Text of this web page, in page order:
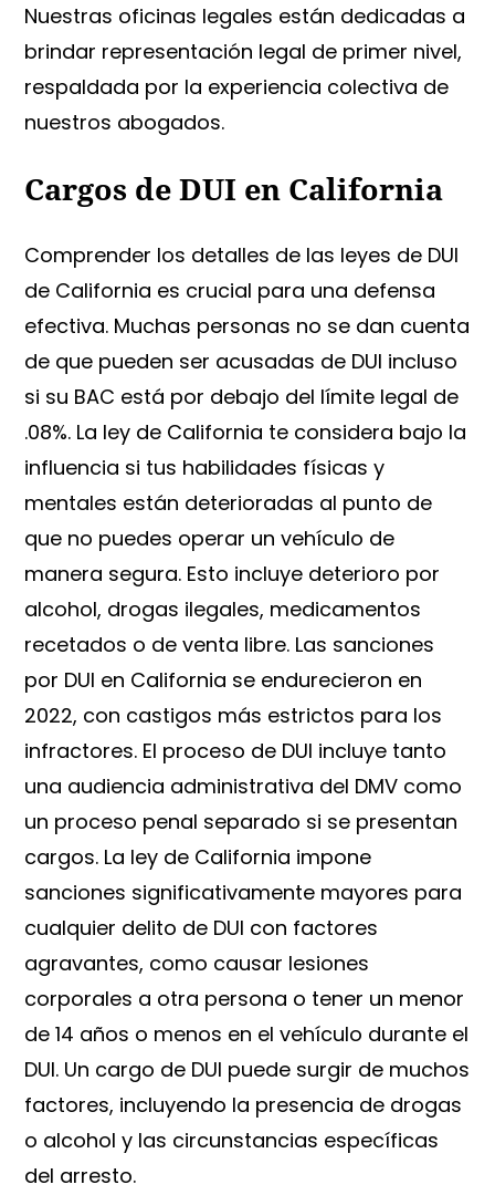
Nuestras oficinas legales están dedicadas a
brindar representación legal de primer nivel,
respaldada por la experiencia colectiva de
nuestros abogados.
Cargos de DUI en California
Comprender los detalles de las leyes de DUI
de California es crucial para una defensa
efectiva. Muchas personas no se dan cuenta
de que pueden ser acusadas de DUI incluso
si su BAC está por debajo del límite legal de
.08%. La ley de California te considera bajo la
influencia si tus habilidades físicas y
mentales están deterioradas al punto de
que no puedes operar un vehículo de
manera segura. Esto incluye deterioro por
alcohol, drogas ilegales, medicamentos
recetados o de venta libre. Las sanciones
por DUI en California se endurecieron en
2022, con castigos más estrictos para los
infractores. El proceso de DUI incluye tanto
una audiencia administrativa del DMV como
un proceso penal separado si se presentan
cargos. La ley de California impone
sanciones significativamente mayores para
cualquier delito de DUI con factores
agravantes, como causar lesiones
corporales a otra persona o tener un menor
de 14 años o menos en el vehículo durante el
DUI. Un cargo de DUI puede surgir de muchos
factores, incluyendo la presencia de drogas
o alcohol y las circunstancias específicas
del arresto.